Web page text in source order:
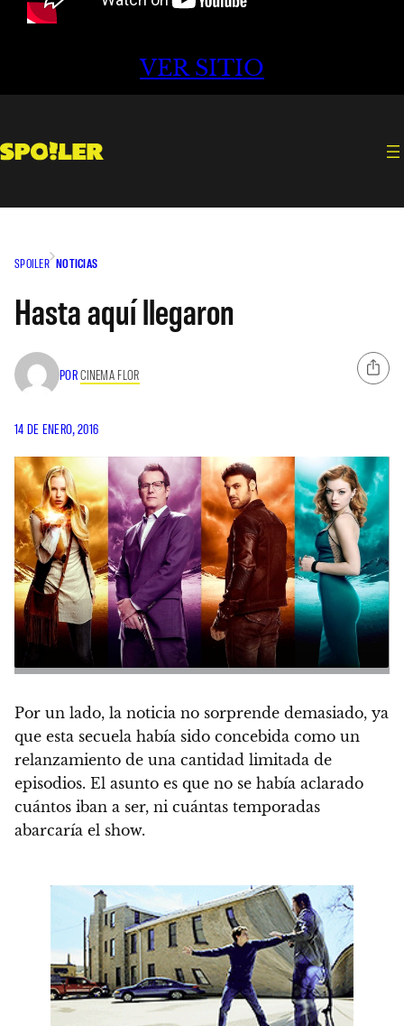
VER SITIO
SPOILER NOTICIAS
Hasta aquí llegaron
PORCINEMA FLOR
14 DE ENERO, 2016
Por un lado, la noticia no sorprende demasiado, ya
que esta secuela había sido concebida como un
relanzamiento de una cantidad limitada de
episodios. El asunto es que no se había aclarado
cuántos iban a ser, ni cuántas temporadas
abarcaría el show.